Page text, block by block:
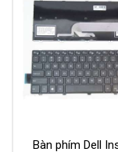
Bàn phím Dell